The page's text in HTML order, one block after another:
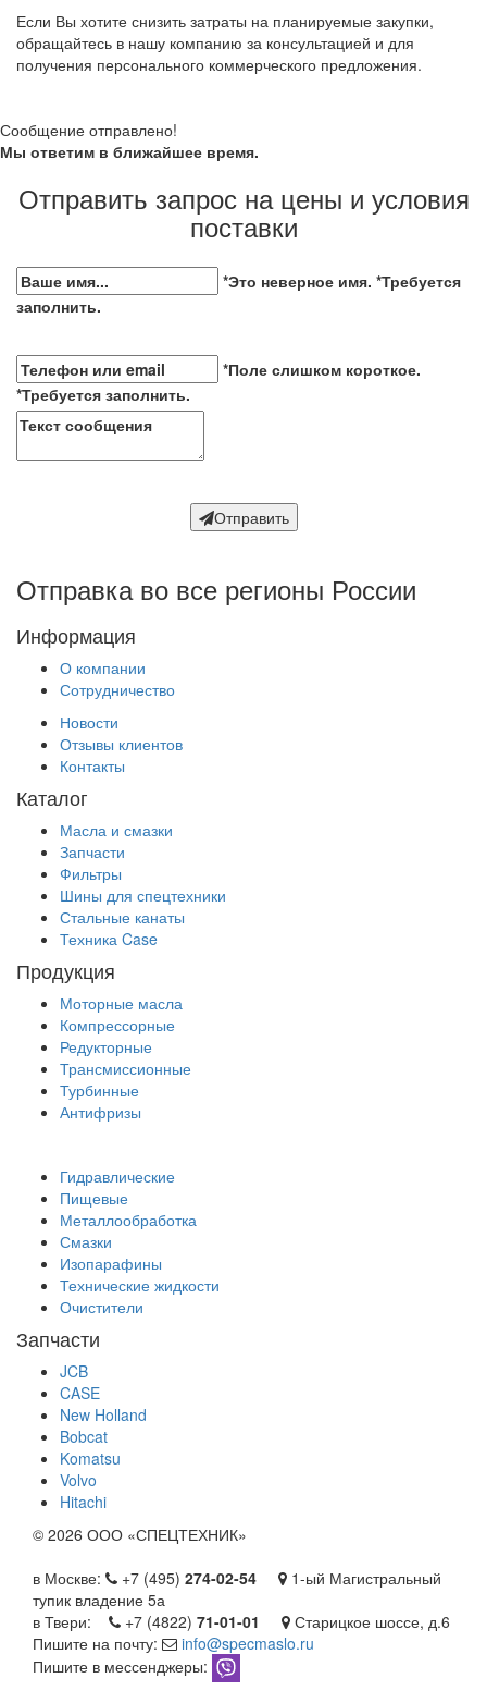
Если Вы хотите снизить затраты на планируемые закупки,
обращайтесь в нашу компанию за консультацией и для
получения персонального коммерческого предложения.
Сообщение отправлено!
Мы ответим в ближайшее время.
Отправить запрос на цены и условия
поставки
*Это неверное имя. *Требуется
заполнить.
*Поле слишком короткое.
*Требуется заполнить.
Отправить
Отправка во все регионы России
Информация
О компании
Сотрудничество
Новости
Отзывы клиентов
Контакты
Каталог
Масла и смазки
Запчасти
Фильтры
Шины для спецтехники
Стальные канаты
Техника Case
Продукция
Моторные масла
Компрессорные
Редукторные
Трансмиссионные
Турбинные
Антифризы
Гидравлические
Пищевые
Металлообработка
Смазки
Изопарафины
Технические жидкости
Очистители
Запчасти
JCB
CASE
New Holland
Bobcat
Komatsu
Volvo
Hitachi
© 2026 ООО «СПЕЦТЕХНИК»
в Москве:
+7 (495) 274-02-54
1-ый Магистральный
тупик владение 5а
в Твери:
+7 (4822) 71-01-01
Старицкое шоссе, д.6
Пишите на почту:
info@specmaslo.ru
Пишите в мессенджеры: